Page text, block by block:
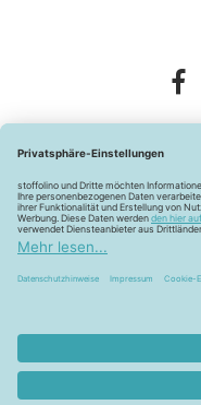
Barrierefreiheitserklärung